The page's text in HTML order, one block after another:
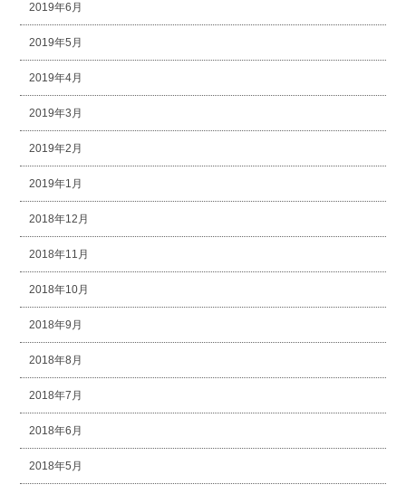
2019年6月
2019年5月
2019年4月
2019年3月
2019年2月
2019年1月
2018年12月
2018年11月
2018年10月
2018年9月
2018年8月
2018年7月
2018年6月
2018年5月